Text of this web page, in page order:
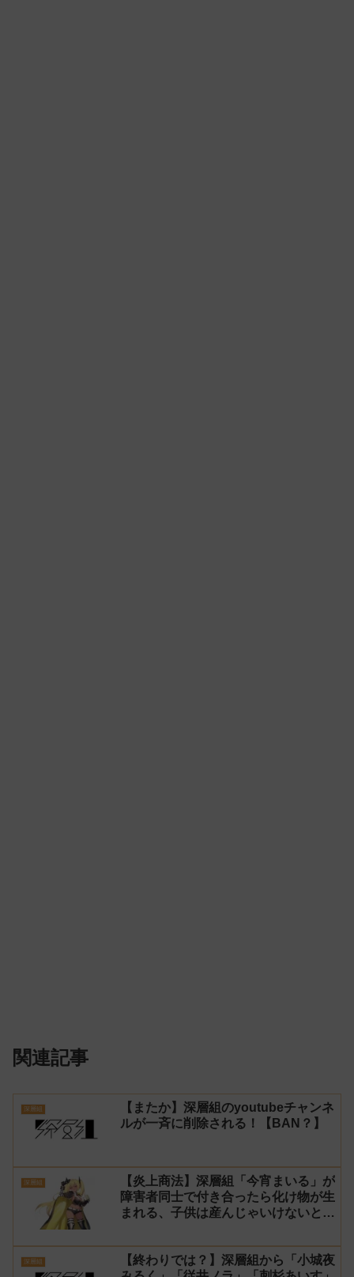
関連記事
深層組
【またか】深層組のyoutubeチャンネ
ルが一斉に削除される！【BAN？】
深層組
【炎上商法】深層組「今宵まいる」が
障害者同士で付き合ったら化け物が生
まれる、子供は産んじゃいけないと発
深層組
【終わりでは？】深層組から「小城夜